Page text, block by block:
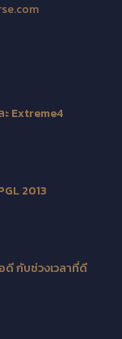
Extreme4
2013
ดี กับช่วงเวลาที่ดี